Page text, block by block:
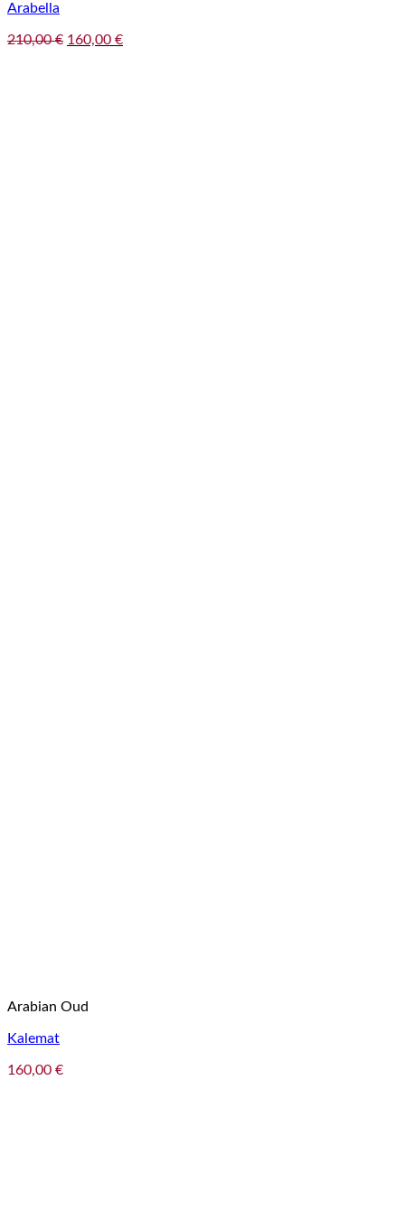
Arabella
210,00€ Pôvodná
160,00 €Aktuálna
Arabian Oud
Kalemat
160,00 €